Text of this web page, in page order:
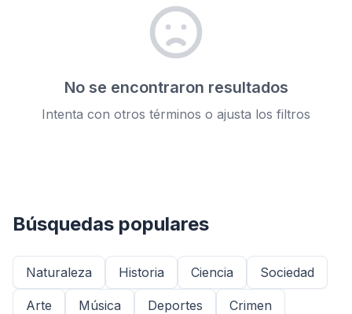
No se encontraron resultados
Intenta con otros términos o ajusta los filtros
Búsquedas populares
Naturaleza Historia Ciencia Sociedad
Arte Música Deportes Crimen